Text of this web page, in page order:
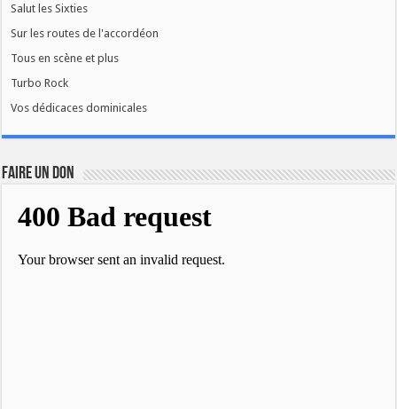
Salut les Sixties
Sur les routes de l'accordéon
Tous en scène et plus
Turbo Rock
Vos dédicaces dominicales
FAIRE UN DON